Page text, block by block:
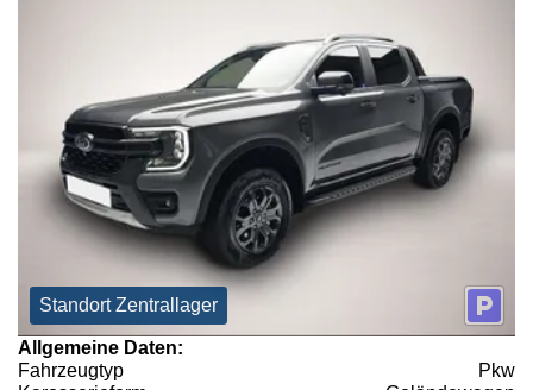
Standort Zentrallager
Allgemeine Daten:
Fahrzeugtyp
Pkw